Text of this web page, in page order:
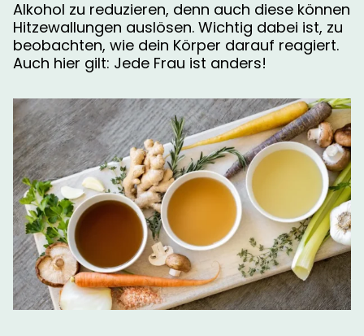
Alkohol zu reduzieren, denn auch diese können
Hitzewallungen auslösen. Wichtig dabei ist, zu
beobachten, wie dein Körper darauf reagiert.
Auch hier gilt: Jede Frau ist anders!